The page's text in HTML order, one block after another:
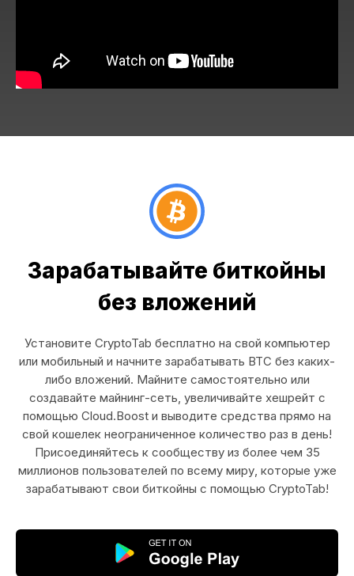
Зарабатывайте биткойны
без вложений
Установите CryptoTab бесплатно на свой компьютер
или мобильный и начните зарабатывать BTC без каких-
либо вложений. Майните самостоятельно или
создавайте майнинг-сеть, увеличивайте хешрейт с
помощью Cloud.Boost и выводите средства прямо на
свой кошелек неограниченное количество раз в день!
Присоединяйтесь к сообществу из более чем 35
миллионов пользователей по всему миру, которые уже
зарабатывают свои биткойны с помощью CryptoTab!